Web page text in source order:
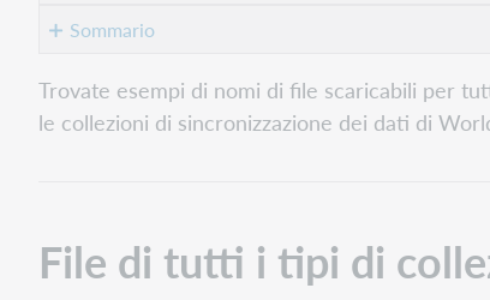
Sommario
File
di
tutti
I
Trovate esempi di nomi di file scaricabili per
le collezioni di sincronizzazione dei dati di
File di tutti i tipi di